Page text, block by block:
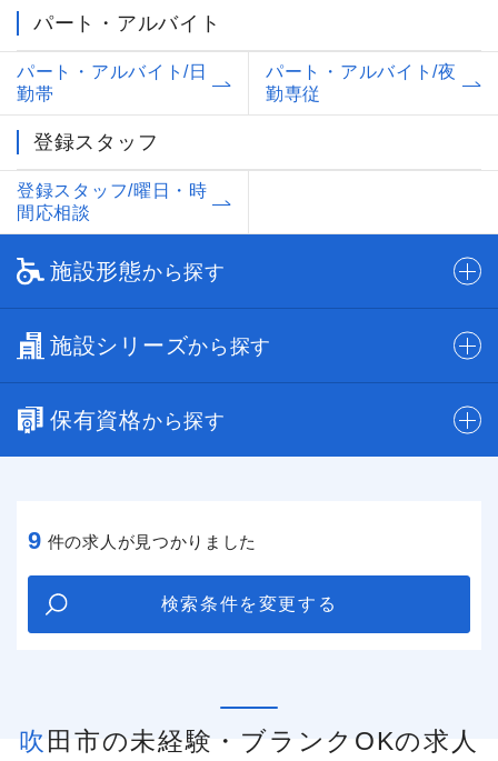
パート・アルバイト
パート・アルバイト/日
勤帯
パート・アルバイト/夜
勤専従
登録スタッフ
登録スタッフ/曜日・時
間応相談
施設形態から探す
施設シリーズから探す
保有資格から探す
9 件の求人が見つかりました
検索条件を変更する
吹田市の未経験・ブランクOKの求人